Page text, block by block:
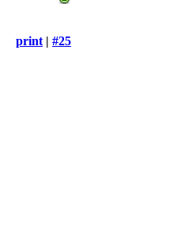
print | #25